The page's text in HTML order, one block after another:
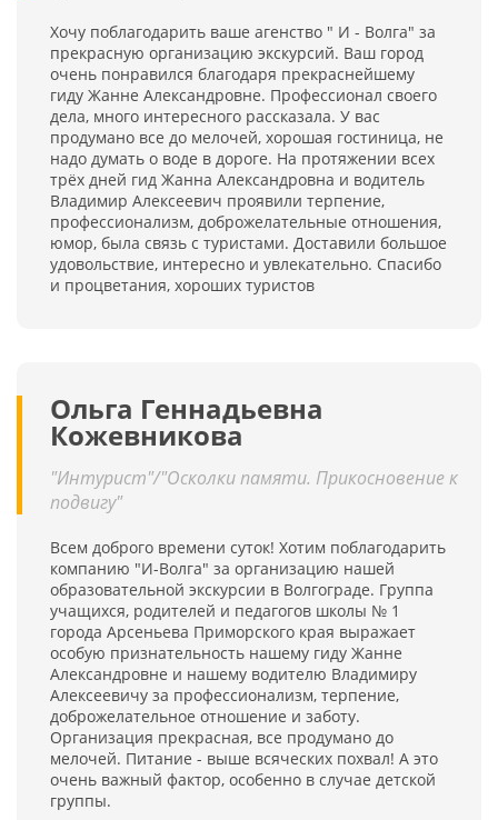
Хочу поблагодарить ваше агенство " И - Волга" за
прекрасную организацию экскурсий. Ваш город
очень понравился благодаря прекраснейшему
гиду Жанне Александровне. Профессионал своего
дела, много интересного рассказала. У вас
продумано все до мелочей, хорошая гостиница, не
надо думать о воде в дороге. На протяжении всех
трёх дней гид Жанна Александровна и водитель
Владимир Алексеевич проявили терпение,
профессионализм, доброжелательные отношения,
юмор, была связь с туристами. Доставили большое
удовольствие, интересно и увлекательно. Спасибо
и процветания, хороших туристов
Ольга Геннадьевна
Кожевникова
"Интурист"/"Осколки памяти. Прикосновение к
подвигу"
Всем доброго времени суток! Хотим поблагодарить
компанию "И-Волга" за организацию нашей
образовательной экскурсии в Волгограде. Группа
учащихся, родителей и педагогов школы № 1
города Арсеньева Приморского края выражает
особую признательность нашему гиду Жанне
Александровне и нашему водителю Владимиру
Алексеевичу за профессионализм, терпение,
доброжелательное отношение и заботу.
Организация прекрасная, все продумано до
мелочей. Питание - выше всяческих похвал! А это
очень важный фактор, особенно в случае детской
группы.